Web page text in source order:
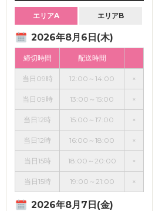
エリアA エリアB
2026年8月6日(木)
締切時間 配送時間
当日09時 12:00～14:00 ×
当日09時 13:00～15:00 ×
当日12時 15:00～17:00 ×
当日12時 16:00～18:00 ×
当日15時 18:00～20:00 ×
当日15時 19:00～21:00 ×
2026年8月7日(金)